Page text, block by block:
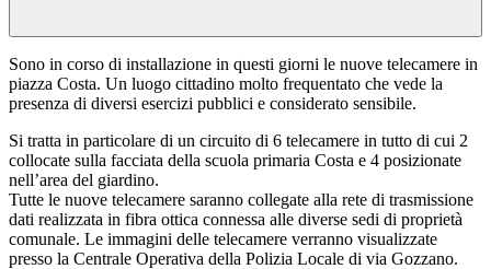
Sono in corso di installazione in questi giorni le nuove telecamere in
piazza Costa. Un luogo cittadino molto frequentato che vede la
presenza di diversi esercizi pubblici e considerato sensibile.
Si tratta in particolare di un circuito di 6 telecamere in tutto di cui 2
collocate sulla facciata della scuola primaria Costa e 4 posizionate
nell’area del giardino.
Tutte le nuove telecamere saranno collegate alla rete di trasmissione
dati realizzata in fibra ottica connessa alle diverse sedi di proprietà
comunale. Le immagini delle telecamere verranno visualizzate
presso la Centrale Operativa della Polizia Locale di via Gozzano.